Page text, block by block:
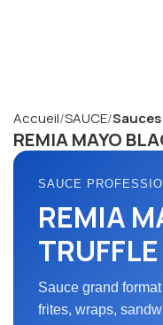
Accueil SAUCE
REMIA MAYO
SAUCE
REMIA
Sauce grand
frites, wraps,